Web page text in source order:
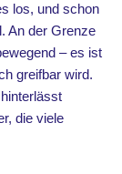
los, und schon
An der Grenze
– es ist
greifbar wird.
die viele